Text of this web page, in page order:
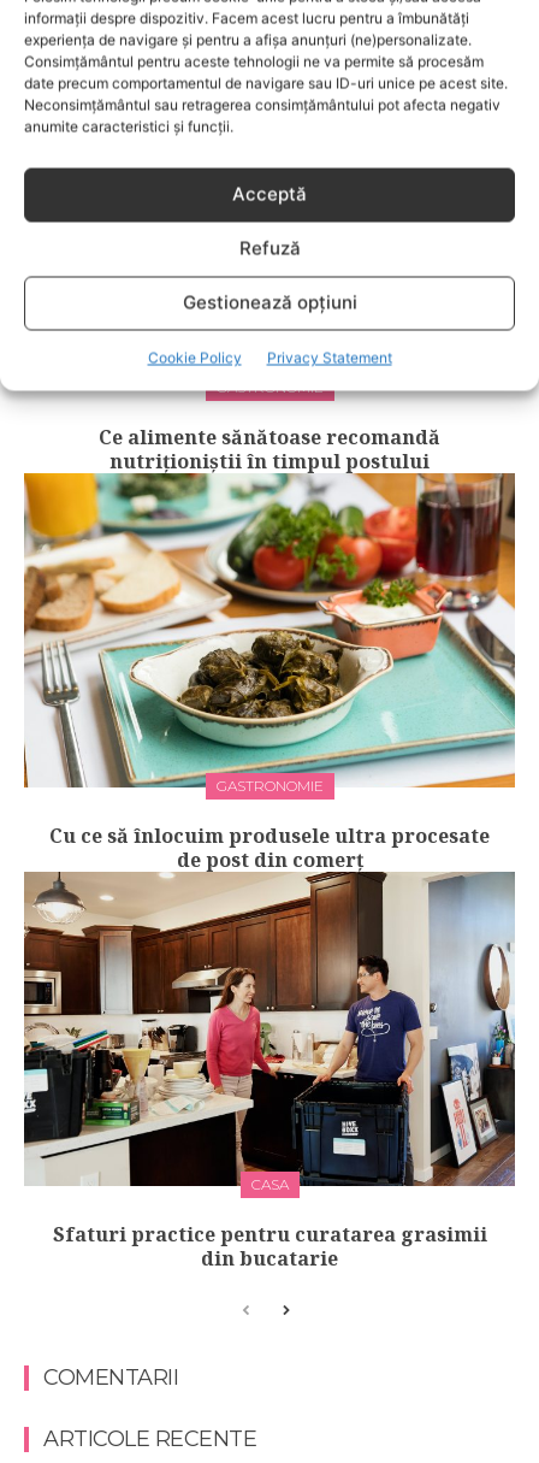
informații despre dispozitiv. Facem acest lucru pentru a îmbunătăți
experiența de navigare și pentru a afișa anunțuri (ne)personalizate.
Consimțământul pentru aceste tehnologii ne va permite să procesăm
date precum comportamentul de navigare sau ID-uri unice pe acest site.
Neconsimțământul sau retragerea consimțământului pot afecta negativ
anumite caracteristici și funcții.
Acceptă
Refuză
Gestionează opțiuni
Cookie Policy Privacy Statement
RELATED POSTS
GASTRONOMIE
Ce alimente sănătoase recomandă
nutriționiștii în timpul postului
GASTRONOMIE
Cu ce să înlocuim produsele ultra procesate
de post din comerț
CASA
Sfaturi practice pentru curatarea grasimii
din bucatarie
COMENTARII
ARTICOLE RECENTE